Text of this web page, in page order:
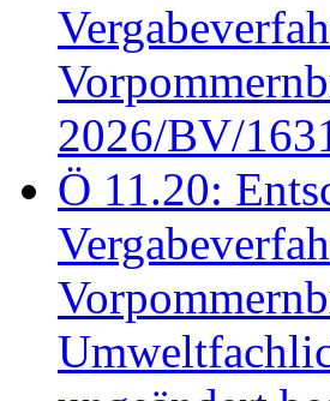
2026/BV/
Ö 11.20: